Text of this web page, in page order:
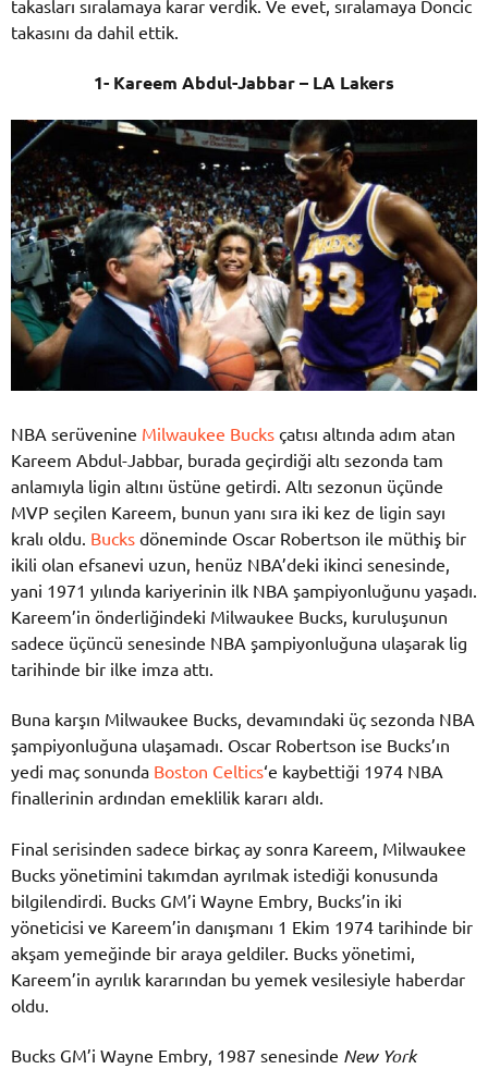
takasları sıralamaya karar verdik. Ve evet, sıralamaya Doncic
takasını da dahil ettik.
1- Kareem Abdul-Jabbar – LA Lakers
NBA serüvenine Milwaukee Bucks çatısı altında adım atan
Kareem Abdul-Jabbar, burada geçirdiği altı sezonda tam
anlamıyla ligin altını üstüne getirdi. Altı sezonun üçünde
MVP seçilen Kareem, bunun yanı sıra iki kez de ligin sayı
kralı oldu. Bucks döneminde Oscar Robertson ile müthiş bir
ikili olan efsanevi uzun, henüz NBA’deki ikinci senesinde,
yani 1971 yılında kariyerinin ilk NBA şampiyonluğunu yaşadı.
Kareem’in önderliğindeki Milwaukee Bucks, kuruluşunun
sadece üçüncü senesinde NBA şampiyonluğuna ulaşarak lig
tarihinde bir ilke imza attı.
Buna karşın Milwaukee Bucks, devamındaki üç sezonda NBA
şampiyonluğuna ulaşamadı. Oscar Robertson ise Bucks’ın
yedi maç sonunda Boston Celtics‘e kaybettiği 1974 NBA
finallerinin ardından emeklilik kararı aldı.
Final serisinden sadece birkaç ay sonra Kareem, Milwaukee
Bucks yönetimini takımdan ayrılmak istediği konusunda
bilgilendirdi. Bucks GM’i Wayne Embry, Bucks’in iki
yöneticisi ve Kareem’in danışmanı 1 Ekim 1974 tarihinde bir
akşam yemeğinde bir araya geldiler. Bucks yönetimi,
Kareem’in ayrılık kararından bu yemek vesilesiyle haberdar
oldu.
Bucks GM’i Wayne Embry, 1987 senesinde New York